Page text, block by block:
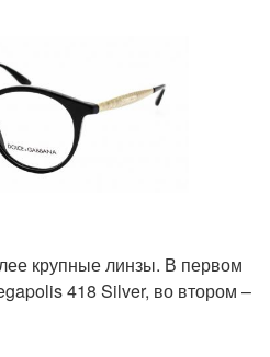
крупные линзы. В первом
418 Silver, во втором –